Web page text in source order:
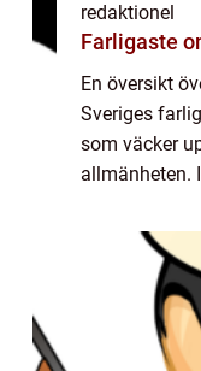
redaktionel
Farligaste
En översikt
Sveriges
som väcker
allmänheten.
områden,